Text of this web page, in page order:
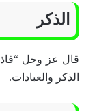
الذكر
قال عز وجل
الذكر والعبادات.